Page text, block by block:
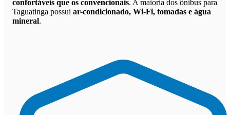
confortáveis que os convencionais. A maioria dos ônibus para
Taguatinga possui ar-condicionado, Wi-Fi, tomadas e água
mineral.